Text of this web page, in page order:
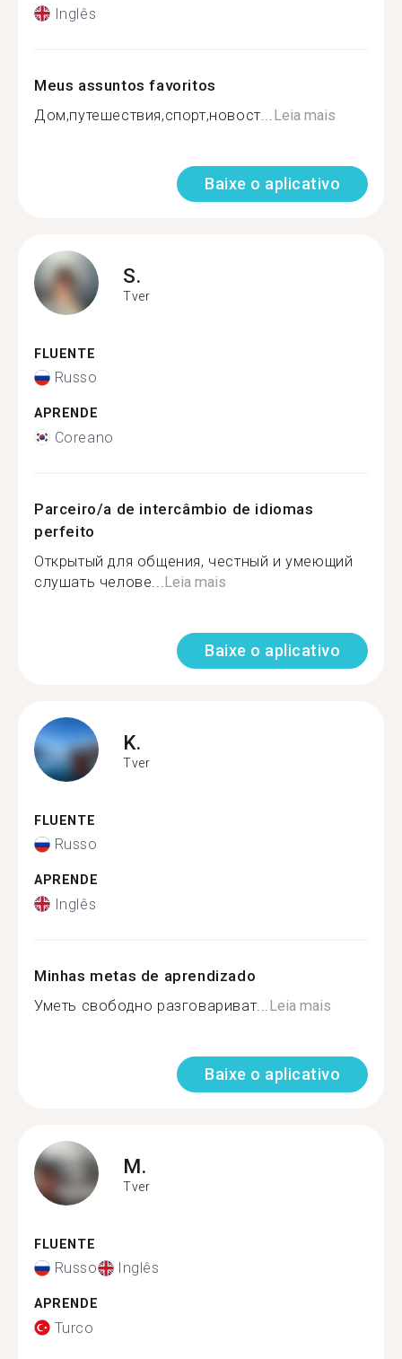
Inglês
Meus assuntos favoritos
Дом,путешествия,спорт,новост... Leia mais
Baixe o aplicativo
S.
Tver
FLUENTE
Russo
APRENDE
Coreano
Parceiro/a de intercâmbio de idiomas
perfeito
Открытый для общения, честный и умеющий
слушать челове... Leia mais
Baixe o aplicativo
K.
Tver
FLUENTE
Russo
APRENDE
Inglês
Minhas metas de aprendizado
Уметь свободно разговариват... Leia mais
Baixe o aplicativo
M.
Tver
FLUENTE
Russo Inglês
APRENDE
Turco